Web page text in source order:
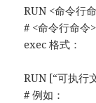
RUN <命令行
# <命令行命令
exec 格式：
RUN [“可执行
# 例如：